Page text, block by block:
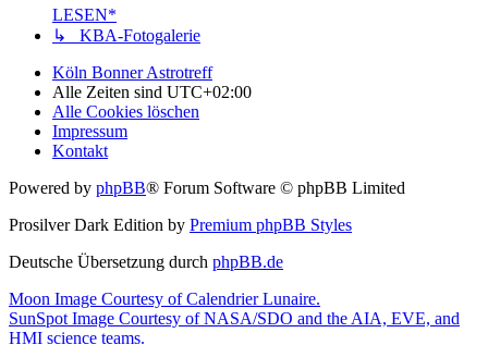
LESEN*
↳ KBA-Fotogalerie
Köln Bonner Astrotreff
Alle Zeiten sind UTC+02:00
Alle Cookies löschen
Impressum
Kontakt
Powered by phpBB® Forum Software © phpBB Limited
Prosilver Dark Edition by Premium phpBB Styles
Deutsche Übersetzung durch phpBB.de
Moon Image Courtesy of Calendrier Lunaire.
SunSpot Image Courtesy of NASA/SDO and the AIA, EVE, and
HMI science teams.